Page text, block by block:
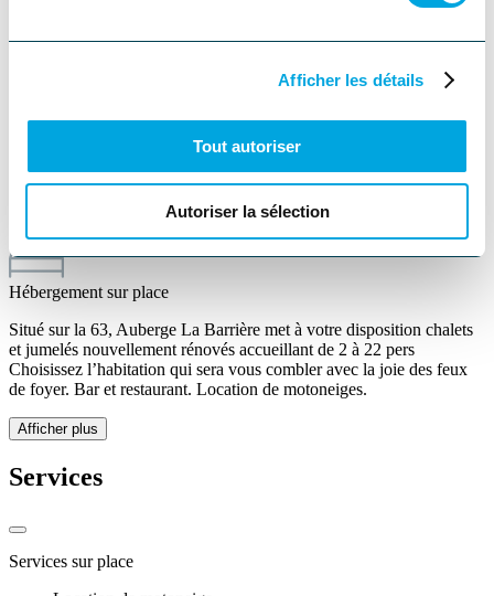
Afficher les détails
Tout autoriser
Autoriser la sélection
Hébergement sur place
Situé sur la 63, Auberge La Barrière met à votre disposition chalets
et jumelés nouvellement rénovés accueillant de 2 à 22 pers
Choisissez l’habitation qui sera vous combler avec la joie des feux
de foyer. Bar et restaurant. Location de motoneiges.
Afficher plus
Services
Services sur place